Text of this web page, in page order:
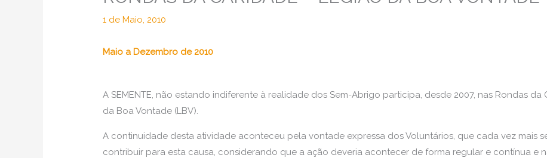
1 de Maio, 2010
Maio a Dezembro de 2010
A SEMENTE, não estando indiferente à realidade dos Sem-Abrigo participa, desde 2007, nas Rondas
da Boa Vontade (LBV).
A continuidade desta atividade aconteceu pela vontade expressa dos Voluntários, que cada vez mais
contribuir para esta causa, considerando que a ação deveria acontecer de forma regular e contínua e